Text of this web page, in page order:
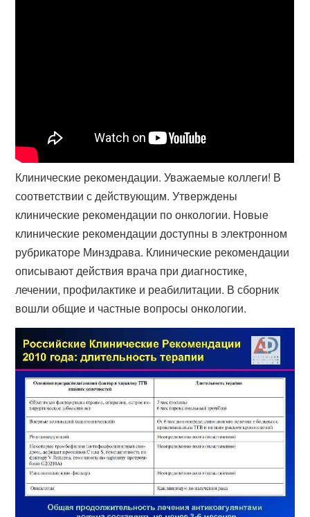
Клинические рекомендации. Уважаемые коллеги! В
соответствии с действующим. Утверждены
клинические рекомендации по онкологии. Новые
клинические рекомендации доступны в электронном
рубрикаторе Минздрава. Клинические рекомендации
описывают действия врача при диагностике,
лечении, профилактике и реабилитации. В сборник
вошли общие и частные вопросы онкологии.